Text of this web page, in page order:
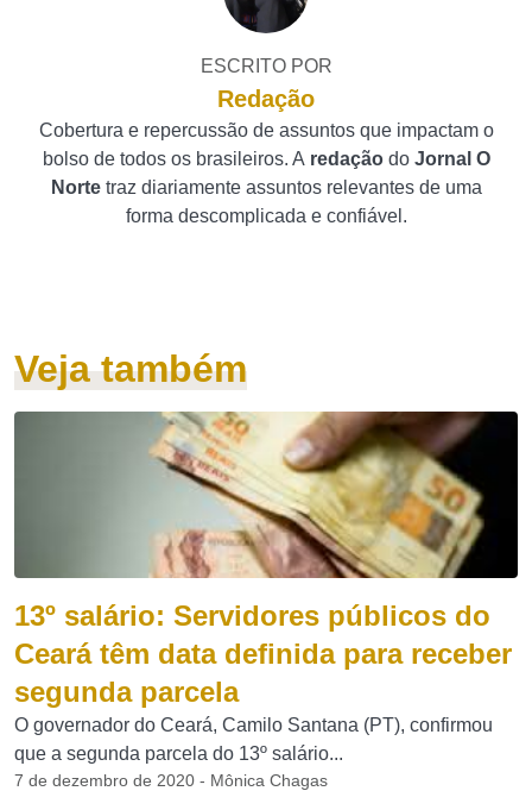
ESCRITO POR
Redação
Cobertura e repercussão de assuntos que impactam o
bolso de todos os brasileiros. A redação do Jornal O
Norte traz diariamente assuntos relevantes de uma
forma descomplicada e confiável.
Veja também
13º salário: Servidores públicos do
Ceará têm data definida para receber
segunda parcela
O governador do Ceará, Camilo Santana (PT), confirmou
que a segunda parcela do 13º salário...
7 de dezembro de 2020 - Mônica Chagas